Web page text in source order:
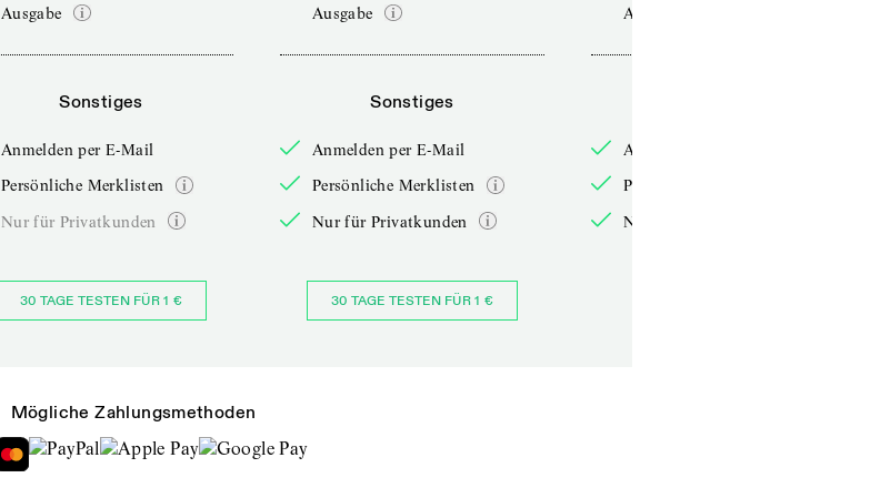
Ausgabe
Sonstiges
Anmelden per E-Mail
Persönliche Merklisten
Nur für Privatkunden
30 TAGE TESTEN FÜR 1 €
Ausgabe
Sonstiges
Anmelden per E-Mail
Persönliche Merklisten
Nur für Privatkunden
30 TAGE TESTEN FÜR 1 €
Ausgabe
Anmelden per E-Mail
Persönliche Merklisten
Nur für Privatkunden
Mögliche Zahlungsmethoden